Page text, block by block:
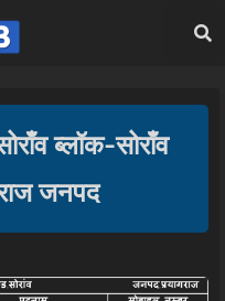
ब्लॉक-सोराँव
जनपद